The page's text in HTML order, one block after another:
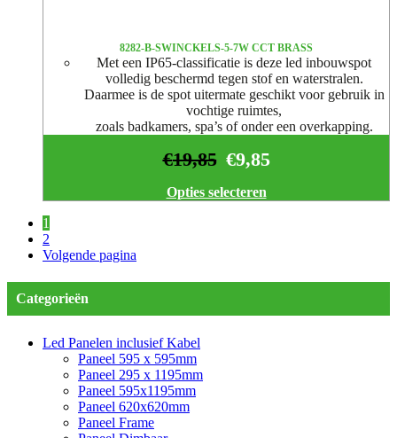
8282-B-SWINCKELS-5-7W CCT BRASS
Met een IP65-classificatie is deze led inbouwspot
volledig beschermd tegen stof en waterstralen.
Daarmee is de spot uitermate geschikt voor gebruik in
vochtige ruimtes,
zoals badkamers, spa’s of onder een overkapping.
€9,85
€19,85
Opties selecteren
1
2
Volgende pagina
Categorieën
Led Panelen inclusief Kabel
Paneel 595 x 595mm
Paneel 295 x 1195mm
Paneel 595x1195mm
Paneel 620x620mm
Paneel Frame